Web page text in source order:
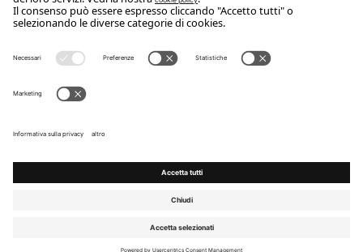
Copyright Flou 2026
Modifica impostazioni privacy